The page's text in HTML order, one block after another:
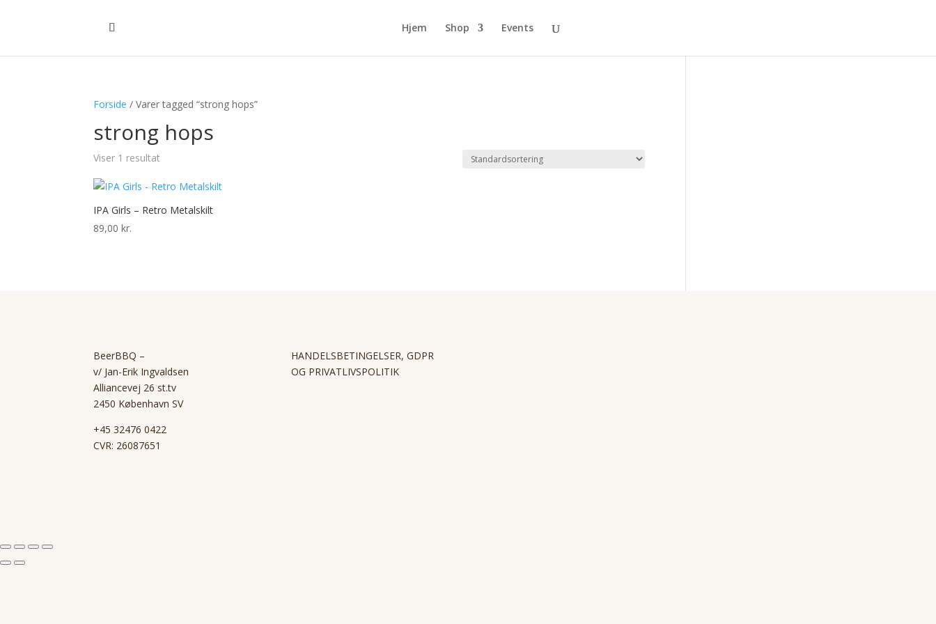
Hjem Shop Events
Forside / Varer tagged “strong hops”
strong hops
Viser 1 resultat
IPA Girls – Retro Metalskilt
89,00kr.
BeerBBQ –
v/ Jan-Erik Ingvaldsen
Alliancevej 26 st.tv
2450 København SV
+45 32476 0422
CVR: 26087651
HANDELSBETINGELSER, GDPR
OG PRIVATLIVSPOLITIK